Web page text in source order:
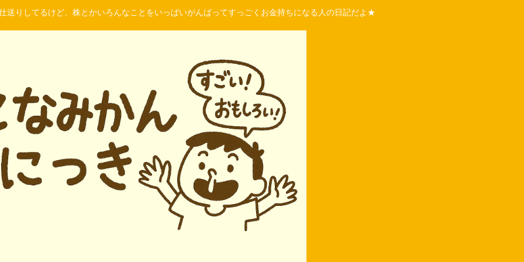
送りしてるけど、株とかいろんなことをいっぱいがんばってすっごくお金持ちになる人の日記だよ★